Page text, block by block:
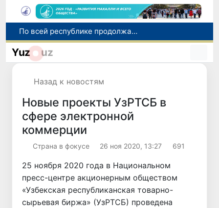
Оказавшийся в сложной ситуации в Германии соотечественник возвращен в Узбекистан
В Узбекистане определили порядок создания и эксплуатации платных автодорог
Yuz uz
Назад к новостям
Новые проекты УзРТСБ в
сфере электронной
коммерции
Страна в фокусе 26 ноя 2020, 13:27 691
25 ноября 2020 года в Национальном
пресс-центре акционерным обществом
«Узбекская республиканская товарно-
сырьевая биржа» (УзРТСБ) проведена